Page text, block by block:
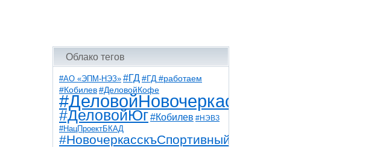
Облако тегов
#АО «ЭПМ-НЭЗ» #ГД #ГД #работаем
#Кобилев #ДеловойКофе
#ДеловойНовочеркасск
#ДеловойЮг#Кобилев #НЭВЗ
#НацПроектБКАД
#НовочеркасскъСпортивный